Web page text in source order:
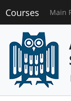
Courses Main